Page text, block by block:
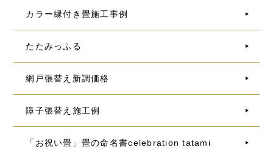
カラー縁付き畳施工事例
たたみっふる
網戸張替え新調価格
障子張替え施工例
「お祝い畳」畳の命名書celebration tatami